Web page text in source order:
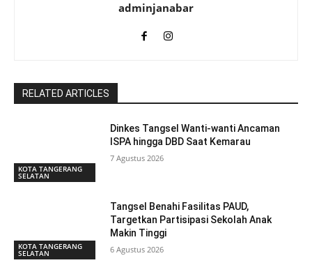
adminjanabar
RELATED ARTICLES
KOTA TANGERANG
SELATAN
Dinkes Tangsel Wanti-wanti Ancaman
ISPA hingga DBD Saat Kemarau
7 Agustus 2026
KOTA TANGERANG
SELATAN
Tangsel Benahi Fasilitas PAUD,
Targetkan Partisipasi Sekolah Anak
Makin Tinggi
6 Agustus 2026